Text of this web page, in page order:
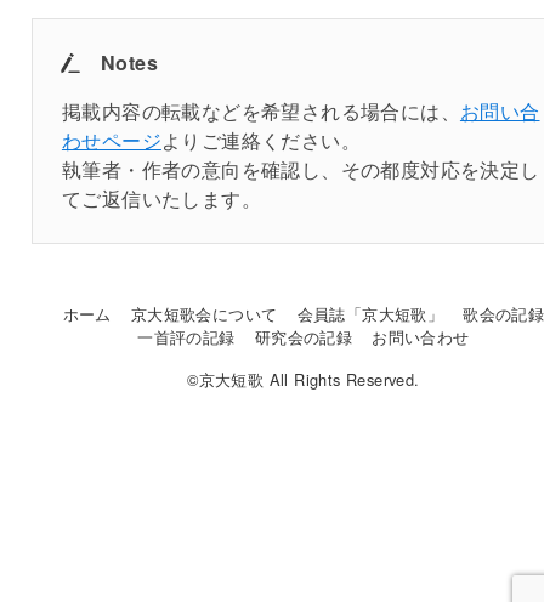
Notes
掲載内容の転載などを希望される場合には、 お問い合
わせページよりご連絡ください。
執筆者・作者の意向を確認し、その都度対応を決定し
てご返信いたします。
ホーム 京大短歌会について 会員誌「京大短歌」
歌会の記録
一首評の記録
研究会の記録
お問い合わせ
©京大短歌 All Rights Reserved.